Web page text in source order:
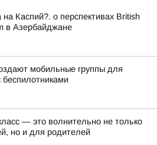
Каспий?. о перспективах British
в Азербайджане
мобильные группы для
беспилотниками
— это волнительно не только
но и для родителей